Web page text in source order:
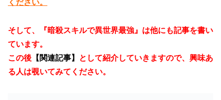
ください。
そして、『暗殺スキルで異世界最強』は他にも記事を書い
ています。
この後 【関連記事】
として紹介していきますので、興味あ
る人は覗いてみてください。